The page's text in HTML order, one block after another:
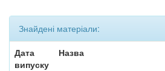
Знайдені матеріали:
Дата
випуску
Назва